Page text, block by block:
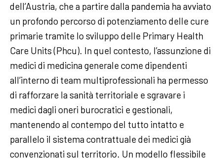
dell’Austria, che a partire dalla pandemia ha avviato
un profondo percorso di potenziamento delle cure
primarie tramite lo sviluppo delle Primary Health
Care Units (Phcu). In quel contesto, l’assunzione di
medici di medicina generale come dipendenti
all’interno di team multiprofessionali ha permesso
di rafforzare la sanità territoriale e sgravare i
medici dagli oneri burocratici e gestionali,
mantenendo al contempo del tutto intatto e
parallelo il sistema contrattuale dei medici già
convenzionati sul territorio. Un modello flessibile